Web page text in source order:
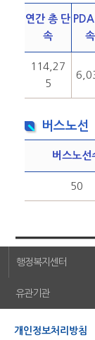
연간 총 단
속
속
114,27
5
버스노선
버스노선
50
행정복지센터
유관기관
개인정보처리방침